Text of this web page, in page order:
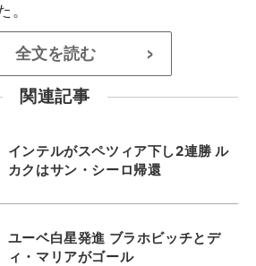
。
全文を読む >
関連記事
インテルがスペツィア下し2連勝 ル
カクはサン・シーロ帰還
ユーベ白星発進 ブラホビッチとデ
ィ・マリアがゴール